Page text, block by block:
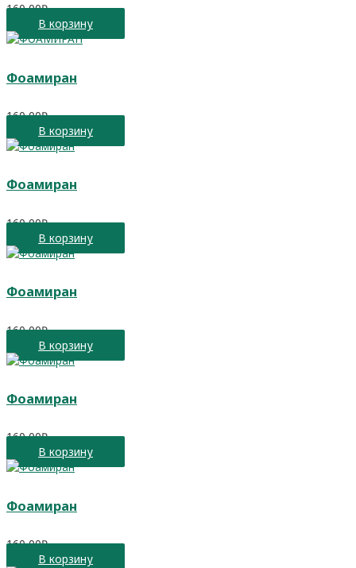
160,00₽
В корзину
Фоамиран
160,00₽
В корзину
Фоамиран
160,00₽
В корзину
Фоамиран
160,00₽
В корзину
Фоамиран
160,00₽
В корзину
Фоамиран
160,00₽
В корзину